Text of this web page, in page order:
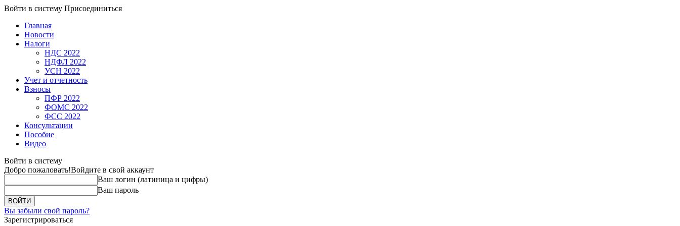
Войти в систему Присоединиться
Главная
Новости
Налоги
НДС 2022
НДФЛ 2022
УСН 2022
Учет и отчетность
Взносы
ПФР 2022
ФОМС 2022
ФСС 2022
Консультации
Пособие
Видео
Войти в систему
Добро пожаловать!Войдите в свой аккаунт
Ваш логин (латиница и цифры)
Ваш пароль
Вы забыли свой пароль?
Зарегистрироваться